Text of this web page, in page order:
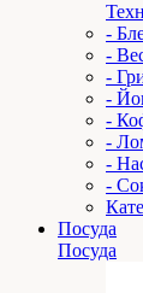
-
-
-
-
-
-
-
-
Посуда
Посуда